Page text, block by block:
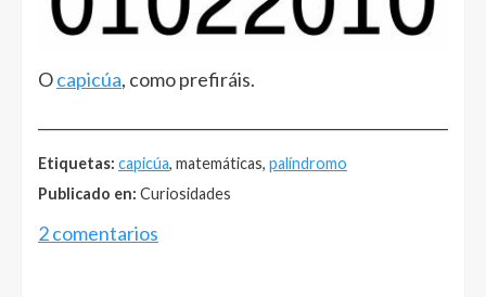
Ocapicúa, como prefiráis.
Etiquetas: capicúa, matemáticas, palíndromo
Publicado en: Curiosidades
2 comentarios